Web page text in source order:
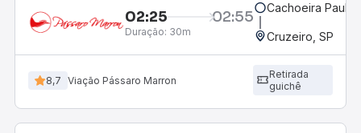
02:25 02:55
Duração: 30m
Cachoeira
Cruzeiro, SP
8,7 Viação Pássaro Marron
Retirada
guichê